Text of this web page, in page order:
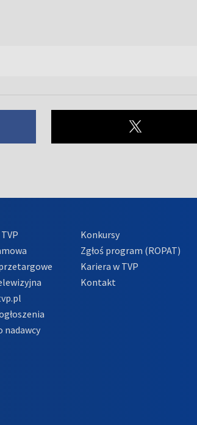
nadawcy
Konkursy
Zgłoś program (ROPAT)
Kariera w TVP
Kontakt